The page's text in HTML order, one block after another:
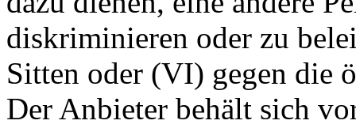
diskriminieren oder zu
Sitten oder (VI) gegen die
Der Anbieter behält sich